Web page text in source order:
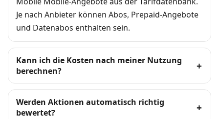
Je nach Anbieter können Abos, Prepaid-Angebote
und Datenabos enthalten sein.
Kann ich die Kosten nach meiner Nutzung
berechnen?
Werden Aktionen automatisch richtig
bewertet?